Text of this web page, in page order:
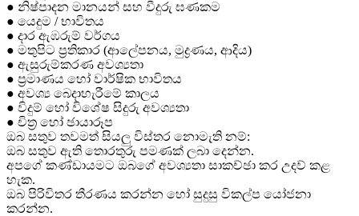
● නිෂ්පාදන මානයන් සහ වීදුරු ඝණකම
● යෙදුම / භාවිතය
● දාර ඇඹරුම් වර්ගය
● මතුපිට ප්‍රතිකාර (ආලේපනය, මුද්‍රණය, ආදිය)
● ඇසුරුම්කරණ අවශ්‍යතා
● ප්‍රමාණය හෝ වාර්ෂික භාවිතය
● අවශ්‍ය බෙදාහැරීමේ කාලය
● විදුම් හෝ විශේෂ සිදුරු අවශ්‍යතා
● චිත්‍ර හෝ ඡායාරූප
ඔබ සතුව තවමත් සියලු විස්තර නොමැති නම්:
ඔබ සතුව ඇති තොරතුරු පමණක් ලබා දෙන්න.
අපගේ කණ්ඩායමට ඔබගේ අවශ්‍යතා සාකච්ඡා කර උදව් කළ
හැක.
ඔබ පිරිවිතර තීරණය කරන්න හෝ සුදුසු විකල්ප යෝජනා
කරන්න.